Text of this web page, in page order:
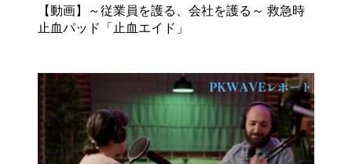
【動画】～従業員を護る、会社を護る～ 救急時
止血パッド「止血エイド」